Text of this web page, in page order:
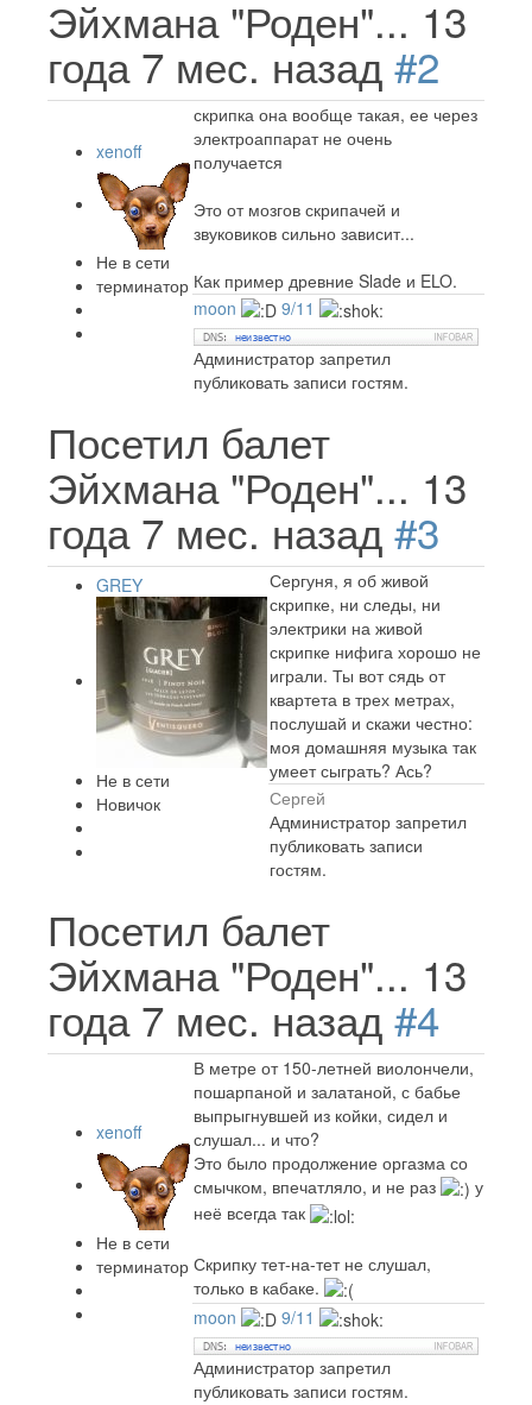
Эйхмана "Роден"... 13
года 7 мес. назад #2
xenoff
Не в сети
терминатор
скрипка она вообще такая, ее через
электроаппарат не очень
получается
Это от мозгов скрипачей и
звуковиков сильно зависит...
Как пример древние Slade и ELO.
moon
9/11
Администратор запретил
публиковать записи гостям.
Посетил балет
Эйхмана "Роден"... 13
года 7 мес. назад #3
GREY
Не в сети
Новичок
Сергуня, я об живой
скрипке, ни следы, ни
электрики на живой
скрипке нифига хорошо не
играли. Ты вот сядь от
квартета в трех метрах,
послушай и скажи честно:
моя домашняя музыка так
умеет сыграть? Ась?
Сергей
Администратор запретил
публиковать записи
гостям.
Посетил балет
Эйхмана "Роден"... 13
года 7 мес. назад #4
xenoff
Не в сети
терминатор
В метре от 150-летней виолончели,
пошарпаной и залатаной, с бабье
выпрыгнувшей из койки, сидел и
слушал... и что?
Это было продолжение оргазма со
смычком, впечатляло, и не раз
у
неё всегда так
Скрипку тет-на-тет не слушал,
только в кабаке.
moon
9/11
Администратор запретил
публиковать записи гостям.